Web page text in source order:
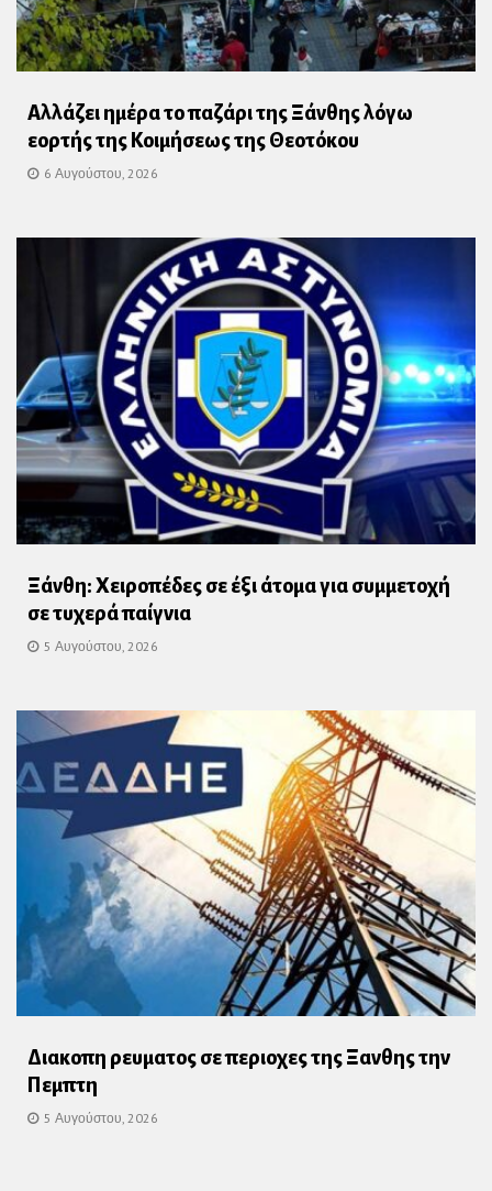
Αλλάζει ημέρα το παζάρι της Ξάνθης λόγω
εορτής της Κοιμήσεως της Θεοτόκου
6 Αυγούστου, 2026
Ξάνθη: Χειροπέδες σε έξι άτομα για συμμετοχή
σε τυχερά παίγνια
5 Αυγούστου, 2026
Διακοπη ρευματος σε περιοχες της Ξανθης την
Πεμπτη
5 Αυγούστου, 2026